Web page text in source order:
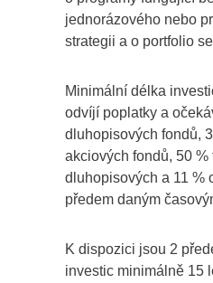
jednorázového nebo
strategii a o portfolio
Minimální délka
odvíjí poplatky a
dluhopisových fondů,
akciových fondů, 50
dluhopisových a 11 %
předem daným
K dispozici jsou 2
investic minimálně 15